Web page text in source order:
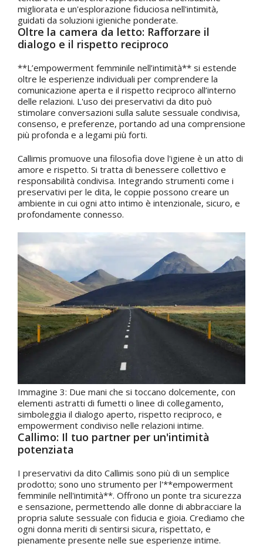
migliorata e un'esplorazione fiduciosa nell'intimità,
guidati da soluzioni igieniche ponderate.
Oltre la camera da letto: Rafforzare il
dialogo e il rispetto reciproco
**L’empowerment femminile nell’intimità** si estende
oltre le esperienze individuali per comprendere la
comunicazione aperta e il rispetto reciproco all’interno
delle relazioni. L'uso dei preservativi da dito può
stimolare conversazioni sulla salute sessuale condivisa,
consenso, e preferenze, portando ad una comprensione
più profonda e a legami più forti.
Callimis promuove una filosofia dove l'igiene è un atto di
amore e rispetto. Si tratta di benessere collettivo e
responsabilità condivisa. Integrando strumenti come i
preservativi per le dita, le coppie possono creare un
ambiente in cui ogni atto intimo è intenzionale, sicuro, e
profondamente connesso.
Immagine 3: Due mani che si toccano dolcemente, con
elementi astratti di fumetti o linee di collegamento,
simboleggia il dialogo aperto, rispetto reciproco, e
empowerment condiviso nelle relazioni intime.
Callimo: Il tuo partner per un'intimità
potenziata
I preservativi da dito Callimis sono più di un semplice
prodotto; sono uno strumento per l'**empowerment
femminile nell'intimità**. Offrono un ponte tra sicurezza
e sensazione, permettendo alle donne di abbracciare la
propria salute sessuale con fiducia e gioia. Crediamo che
ogni donna meriti di sentirsi sicura, rispettato, e
pienamente presente nelle sue esperienze intime.